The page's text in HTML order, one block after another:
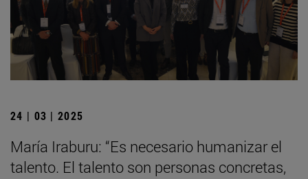
24 | 03 | 2025
María Iraburu: “Es necesario humanizar el
talento. El talento son personas concretas,